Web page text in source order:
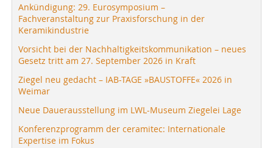
Ankündigung: 29. Eurosymposium –
Fachveranstaltung zur Praxisforschung in der
Keramikindustrie
Vorsicht bei der Nachhaltigkeitskommunikation – neues
Gesetz tritt am 27. September 2026 in Kraft
Ziegel neu gedacht – IAB-TAGE »BAUSTOFFE« 2026 in
Weimar
Neue Dauerausstellung im LWL-Museum Ziegelei Lage
Konferenzprogramm der ceramitec: Internationale
Expertise im Fokus